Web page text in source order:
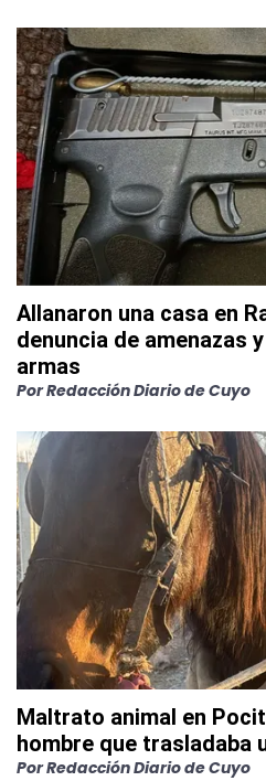
Allanaron una casa en
denuncia de amenazas
armas
PorRedacción Diario de Cuyo
Maltrato animal en
hombre que trasladaba
PorRedacción Diario de Cuyo